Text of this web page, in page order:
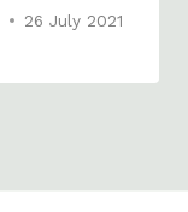
26 July 2021